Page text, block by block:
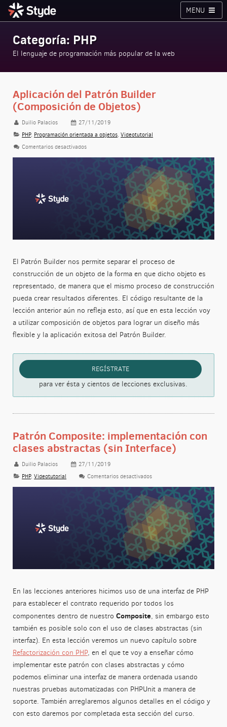
Styde.net
MENU
Categoría: PHP
El lenguaje de programación más popular de la web
Aplicación del Patrón Builder
(Composición de Objetos)
Duilio Palacios
27/11/2019
PHP, Programación orientada a objetos,Videotutorial
Comentarios desactivados
El Patrón Builder nos permite separar el proceso de
construcción de un objeto de la forma en que dicho objeto es
representado, de manera que el mismo proceso de construcción
pueda crear resultados diferentes. El código resultante de la
lección anterior aún no refleja esto, así que en esta lección voy
a utilizar composición de objetos para lograr un diseño más
flexible y la aplicación exitosa del Patrón Builder.
REGÍSTRATE
para ver ésta y cientos de lecciones exclusivas.
Patrón Composite: implementación con
clases abstractas (sin Interface)
Duilio Palacios
27/11/2019
PHP,Videotutorial
Comentarios desactivados
En las lecciones anteriores hicimos uso de una interfaz de PHP
para establecer el contrato requerido por todos los
componentes dentro de nuestro Composite, sin embargo esto
también es posible solo con el uso de clases abstractas (sin
interfaz). En esta lección veremos un nuevo capítulo sobre
Refactorización con PHP, en el que te voy a enseñar cómo
implementar este patrón con clases abstractas y cómo
podemos eliminar una interfaz de manera ordenada usando
nuestras pruebas automatizadas con PHPUnit a manera de
soporte. También arreglaremos algunos detalles en el código y
con esto daremos por completada esta sección del curso.